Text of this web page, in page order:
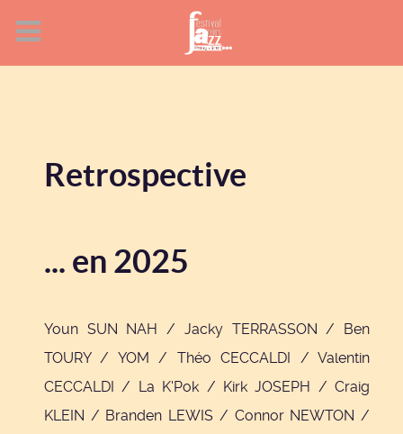
Retrospective
... en 2025
Youn SUN NAH / Jacky TERRASSON / Ben
TOURY / YOM / Théo CECCALDI / Valentin
CECCALDI / La K'Pok / Kirk JOSEPH / Craig
KLEIN / Branden LEWIS / Connor NEWTON /